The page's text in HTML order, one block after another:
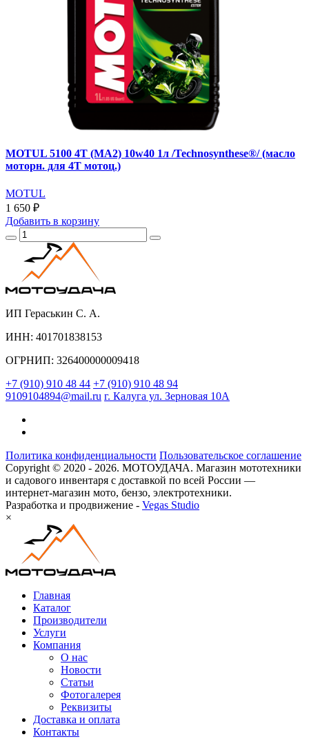
MOTUL 5100 4T (MA2) 10w40 1л /Technosynthese®/ (масло
моторн. для 4T мотоц.)
MOTUL
1 650 ₽
Добавить в корзину
ИП Гераськин С. А.
ИНН: 401701838153
ОГРНИП: 326400000009418
+7 (910) 910 48 44 +7 (910) 910 48 94
9109104894@mail.ru г. Калуга ул. Зерновая 10А
Политика конфиденциальности Пользовательское соглашение
Copyright © 2020 - 2026. МОТОУДАЧА. Магазин мототехники
и садового инвентаря с доставкой по всей России —
интернет-магазин мото, бензо, электротехники.
Разработка и продвижение - Vegas Studio
×
Главная
Каталог
Производители
Услуги
Компания
О нас
Новости
Статьи
Фотогалерея
Реквизиты
Доставка и оплата
Контакты